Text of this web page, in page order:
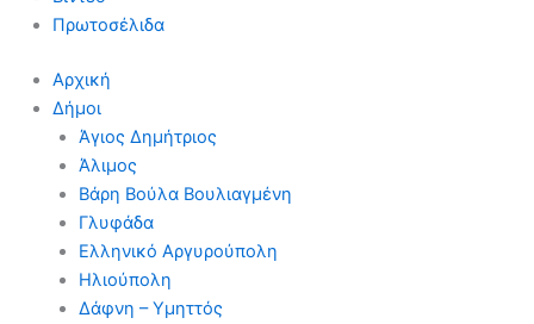
Πρωτοσέλιδα
Αρχική
Δήμοι
Άγιος Δημήτριος
Άλιμος
Βάρη Βούλα Βουλιαγμένη
Γλυφάδα
Ελληνικό Αργυρούπολη
Ηλιούπολη
Δάφνη – Υμηττός